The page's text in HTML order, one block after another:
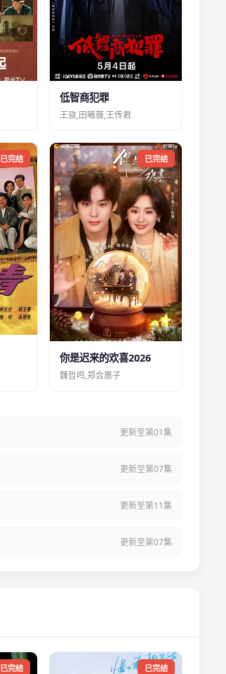
低智商犯罪
王骁,田曦薇,王传君
已完结 已完结
你是迟来的欢喜2026
魏哲鸣,郑合惠子
更新至第01集
更新至第07集
更新至第11集
更新至第07集
已完结 已完结